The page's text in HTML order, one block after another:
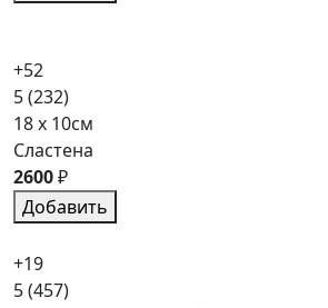
+52
5(232)
18 x 10см
Сластена
2600₽
Добавить
+19
5(457)